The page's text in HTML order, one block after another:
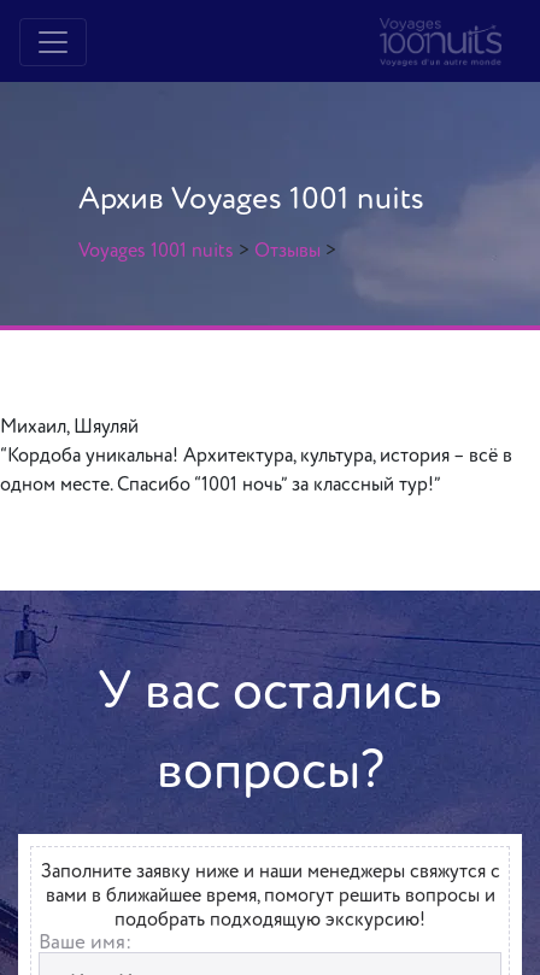
Архив Voyages 1001 nuits
Voyages 1001 nuits > Отзывы >
Михаил, Шяуляй
“Кордоба уникальна! Архитектура, культура, история – всё в
одном месте. Спасибо “1001 ночь” за классный тур!”
У вас остались
вопросы?
Заполните заявку ниже и наши менеджеры свяжутся с
вами в ближайшее время, помогут решить вопросы и
подобрать подходящую экскурсию!
Ваше имя: